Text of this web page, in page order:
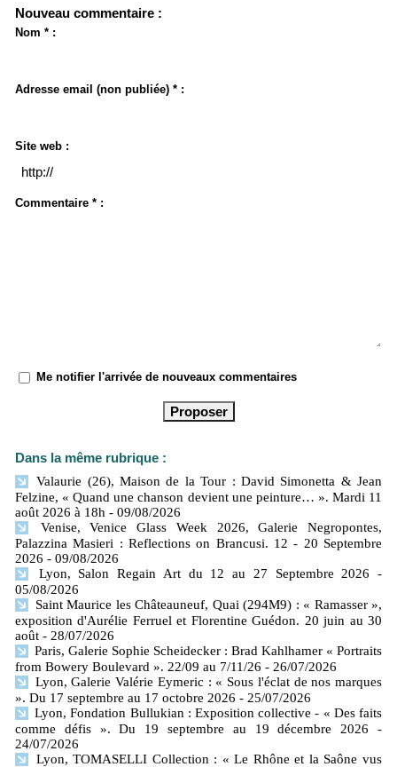
Nouveau commentaire :
Nom * :
Adresse email (non publiée) * :
Site web :
Commentaire * :
Me notifier l'arrivée de nouveaux commentaires
Dans la même rubrique :
Valaurie (26), Maison de la Tour : David Simonetta & Jean
Felzine, « Quand une chanson devient une peinture… ». Mardi 11
août 2026 à 18h - 09/08/2026
Venise, Venice Glass Week 2026, Galerie Negropontes,
Palazzina Masieri : Reflections on Brancusi. 12 - 20 Septembre
2026 - 09/08/2026
Lyon, Salon Regain Art du 12 au 27 Septembre 2026
-
05/08/2026
Saint Maurice les Châteauneuf, Quai (294M9) : « Ramasser »,
exposition d'Aurélie Ferruel et Florentine Guédon. 20 juin au 30
août - 28/07/2026
Paris, Galerie Sophie Scheidecker : Brad Kahlhamer « Portraits
from Bowery Boulevard ». 22/09 au 7/11/26 - 26/07/2026
Lyon, Galerie Valérie Eymeric : « Sous l'éclat de nos marques
». Du 17 septembre au 17 octobre 2026 - 25/07/2026
Lyon, Fondation Bullukian : Exposition collective - « Des faits
comme défis ». Du 19 septembre au 19 décembre 2026
-
24/07/2026
Lyon, TOMASELLI Collection : « Le Rhône et la Saône vus